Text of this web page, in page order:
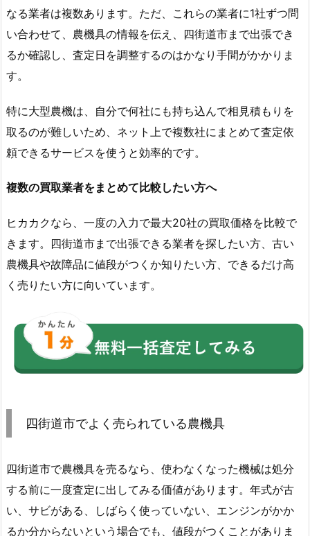
なる業者は複数あります。ただ、これらの業者に1社ずつ問
い合わせて、農機具の情報を伝え、四街道市まで出張でき
るか確認し、査定日を調整するのはかなり手間がかかりま
す。
特に大型農機は、自分で何社にも持ち込んで相見積もりを
取るのが難しいため、ネット上で複数社にまとめて査定依
頼できるサービスを使うと効率的です。
複数の買取業者をまとめて比較したい方へ
ヒカカクなら、一度の入力で最大20社の買取価格を比較で
きます。四街道市まで出張できる業者を探したい方、古い
農機具や故障品に値段がつくか知りたい方、できるだけ高
く売りたい方に向いています。
四街道市でよく売られている農機具
四街道市で農機具を売るなら、使わなくなった機械は処分
する前に一度査定に出してみる価値があります。年式が古
い、サビがある、しばらく使っていない、エンジンがかか
るか分からないという場合でも、値段がつくことがありま